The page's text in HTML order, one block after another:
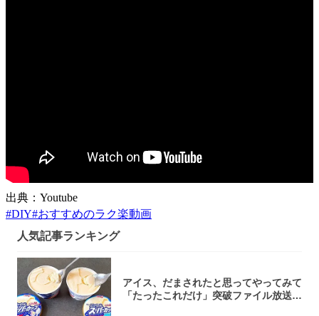
出典：Youtube
#DIY#おすすめのラク楽動画
人気記事ランキング
アイス、だまされたと思ってやってみて
「たったこれだけ」突破ファイル放送で